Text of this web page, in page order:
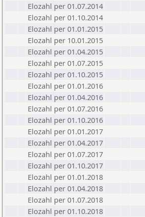
Elozahl per 01.07.2014
Elozahl per 01.10.2014
Elozahl per 01.01.2015
Elozahl per 10.01.2015
Elozahl per 01.04.2015
Elozahl per 01.07.2015
Elozahl per 01.10.2015
Elozahl per 01.01.2016
Elozahl per 01.04.2016
Elozahl per 01.07.2016
Elozahl per 01.10.2016
Elozahl per 01.01.2017
Elozahl per 01.04.2017
Elozahl per 01.07.2017
Elozahl per 01.10.2017
Elozahl per 01.01.2018
Elozahl per 01.04.2018
Elozahl per 01.07.2018
Elozahl per 01.10.2018